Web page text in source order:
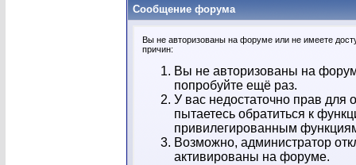
Сообщение форума
Вы не авторизованы на форуме или не имеете
причин:
Вы не авторизованы на
попробуйте ещё раз.
У вас недостаточно прав
пытаетесь обратиться к
привилегированным
Возможно, администратор
активированы на форуме.